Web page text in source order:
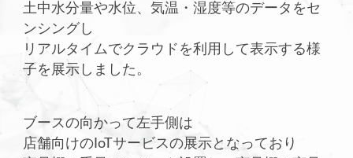
土中水分量や水位、気温・湿度等のデータをセ
ンシングし
リアルタイムでクラウドを利用して表示する様
子を展示しました。
ブースの向かって左手側は
店舗向けのIoTサービスの展示となっており